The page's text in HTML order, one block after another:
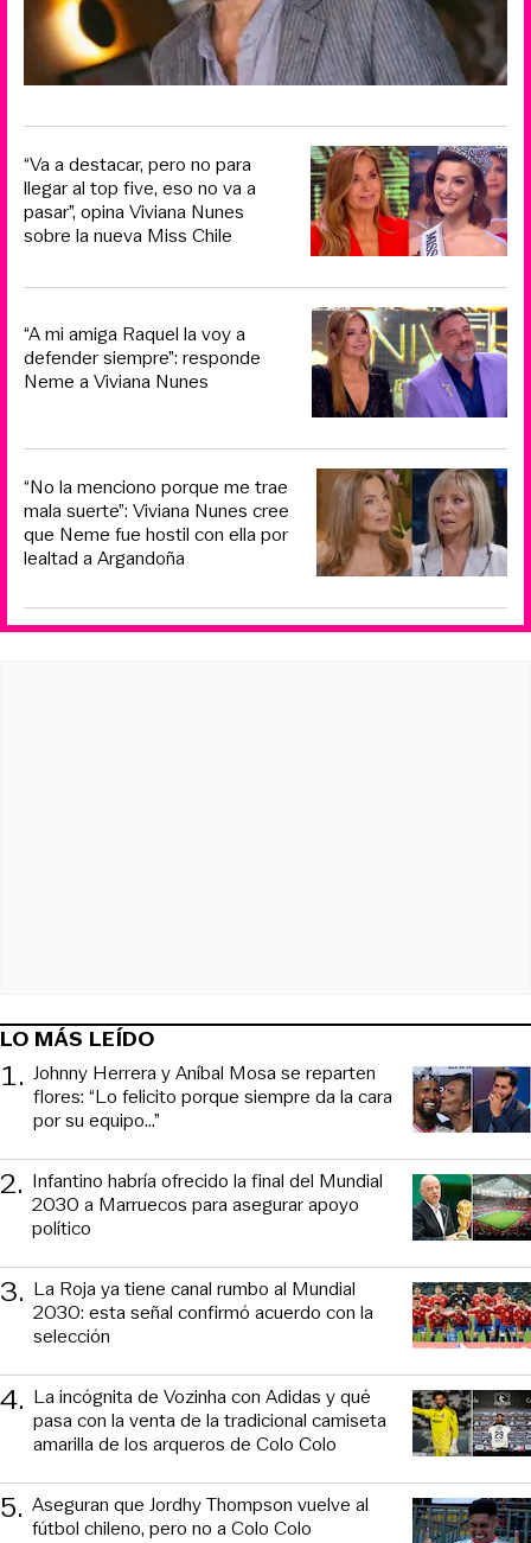
“Va a destacar, pero no para
llegar al top five, eso no va a
pasar”, opina Viviana Nunes
sobre la nueva Miss Chile
“A mi amiga Raquel la voy a
defender siempre”: responde
Neme a Viviana Nunes
“No la menciono porque me trae
mala suerte”: Viviana Nunes cree
que Neme fue hostil con ella por
lealtad a Argandoña
LO MÁS LEÍDO
1. Johnny Herrera y Aníbal Mosa se reparten
flores: “Lo felicito porque siempre da la cara
por su equipo…”
2. Infantino habría ofrecido la final del Mundial
2030 a Marruecos para asegurar apoyo
político
3. La Roja ya tiene canal rumbo al Mundial
2030: esta señal confirmó acuerdo con la
selección
4. La incógnita de Vozinha con Adidas y qué
pasa con la venta de la tradicional camiseta
amarilla de los arqueros de Colo Colo
5. Aseguran que Jordhy Thompson vuelve al
fútbol chileno, pero no a Colo Colo